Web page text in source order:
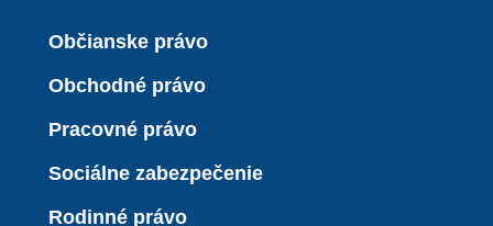
Občianske právo
Obchodné právo
Pracovné právo
Sociálne zabezpečenie
Rodinné právo